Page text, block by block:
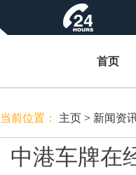
首页
当前位置： 主页 > 新闻资
中港车牌在